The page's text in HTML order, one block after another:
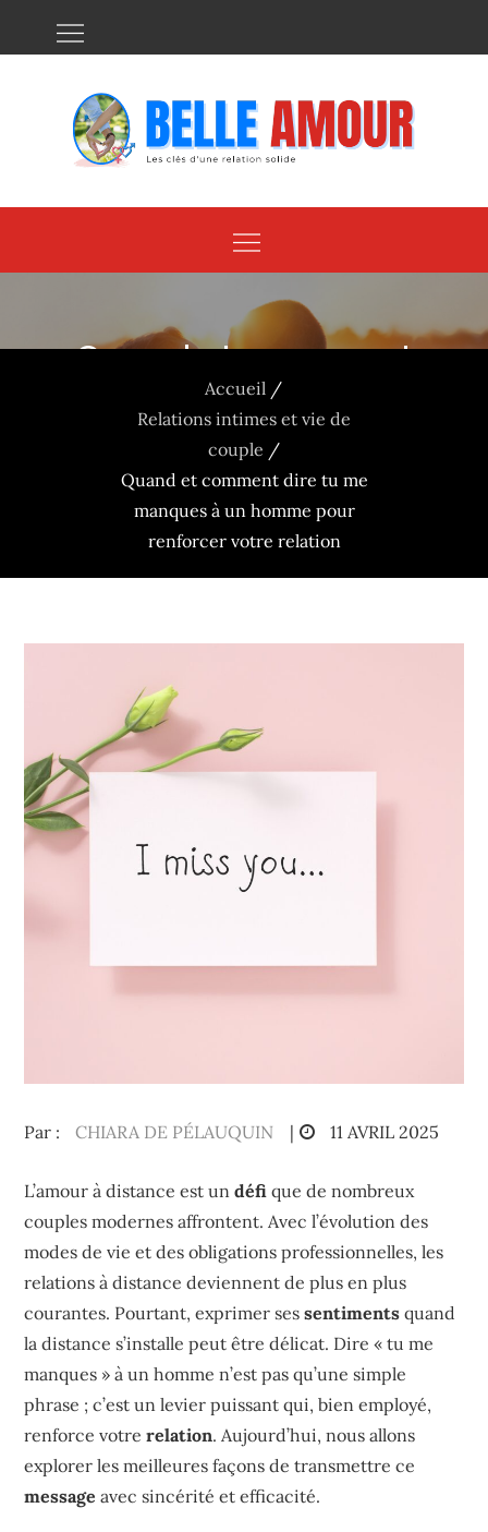
Quand et comment
dire tu me manques à
un homme pour
renforcer votre relation
Accueil
Relations intimes et vie de
couple
Quand et comment dire tu me
manques à un homme pour
renforcer votre relation
Par : CHIARA DE PÉLAUQUIN
Posted
11 AVRIL 2025
L’amour à distance est undéfi que de nombreux
couples modernes affrontent. Avec l’évolution des
modes de vie et des obligations professionnelles, les
relations à distance deviennent de plus en plus
courantes. Pourtant, exprimer sessentiments quand
la distance s’installe peut être délicat. Dire « tu me
manques » à un homme n’est pas qu’une simple
phrase ; c’est un levier puissant qui, bien employé,
renforce votrerelation. Aujourd’hui, nous allons
explorer les meilleures façons de transmettre ce
message avec sincérité et efficacité.